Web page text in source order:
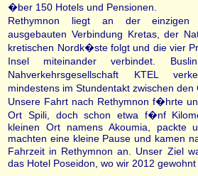
�ber 150 Hotels und Pensionen.
Rethymnon liegt an der einzigen
ausgebauten Verbindung Kretas, der
kretischen Nordk�ste folgt und die vier
Insel miteinander verbindet.
Nahverkehrsgesellschaft KTEL
mindestens im Stundentakt zwischen
Unsere Fahrt nach Rethymnon f�hrte
Ort Spili, doch schon etwa f�nf
kleinen Ort namens Akoumia, packte
machten eine kleine Pause und kamen
Fahrzeit in Rethymnon an. Unser Ziel
das Hotel Poseidon, wo wir 2012 gewohnt